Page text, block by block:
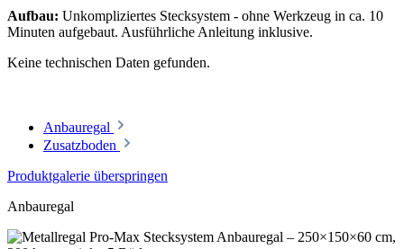
Aufbau: Unkompliziertes Stecksystem - ohne Werkzeug in ca. 10
Minuten aufgebaut. Ausführliche Anleitung inklusive.
Keine technischen Daten gefunden.
Anbauregal
Zusatzboden
Produktgalerie überspringen
Anbauregal